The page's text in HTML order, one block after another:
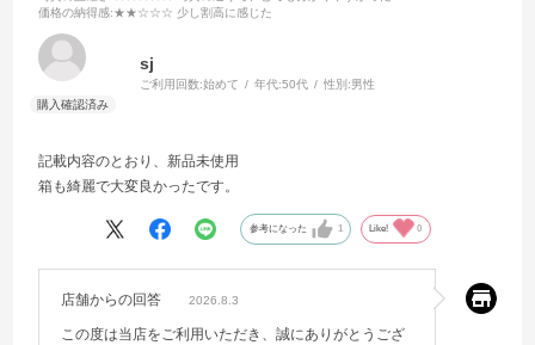
価格の納得感:★★☆☆☆ 少し割高に感じた
sj
ご利用回数:始めて 年代:50代 性別:男性
記載内容のとおり、新品未使用
箱も綺麗で大変良かったです。
参考になった 1 Like! 0
店舗からの回答 2026.8.3
この度は当店をご利用いただき、誠にありがとうござ